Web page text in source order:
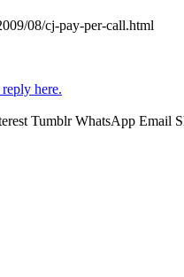
08/cj-pay-per-call.html
here.
Tumblr WhatsApp Email